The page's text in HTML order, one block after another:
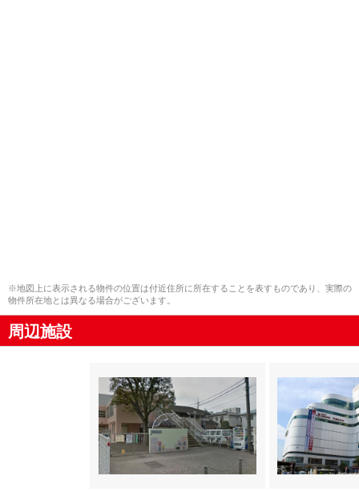
※地図上に表示される物件の位置は付近住所に所在することを表すものであり、実際の
物件所在地とは異なる場合がございます。
周辺施設